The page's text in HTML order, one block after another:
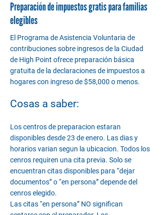
Preparación de impuestos gratis para familias
elegibles
El Programa de Asistencia Voluntaria de
contribuciones sobre ingresos de la Ciudad
de High Point ofrece preparación básica
gratuita de la declaraciones de impuestos a
hogares con ingreso de $58,000 o menos.
Cosas a saber:
Los centros de preparacion estaran
disponibles desde 23 de enero. Las dias y
horarios varian segun la ubicacion. Todos los
cenros requiren una cita previa. Solo se
encuentran citas disponibles para “dejar
documentos” o “en persona” depende del
cenros elegido.
Las citas “en persona” NO significan